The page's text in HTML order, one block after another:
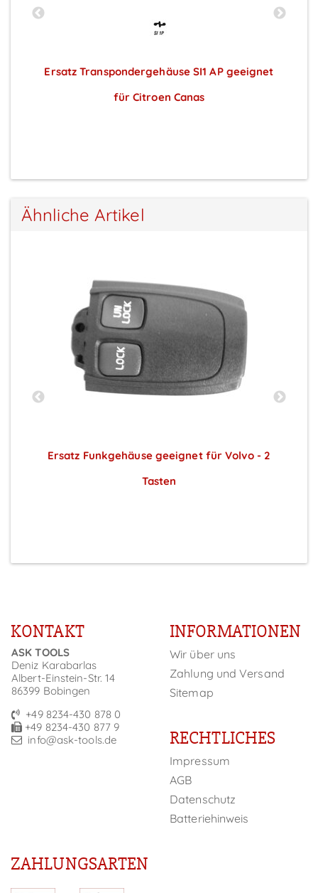
Ersatz Transpondergehäuse SI1 AP geeignet
für Citroen Canas
Ähnliche Artikel
Ersatz Funkgehäuse geeignet für Volvo - 2
Tasten
KONTAKT
ASK TOOLS
Deniz Karabarlas
Albert-Einstein-Str. 14
86399 Bobingen
+49 8234-430 878 0
+49 8234-430 877 9
info@ask-tools.de
INFORMATIONEN
Wir über uns
Zahlung und Versand
Sitemap
RECHTLICHES
Impressum
AGB
Datenschutz
Batteriehinweis
ZAHLUNGSARTEN